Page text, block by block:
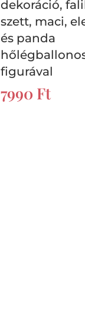
dekoráció,
szett, maci,
és panda
figurával
7990 Ft